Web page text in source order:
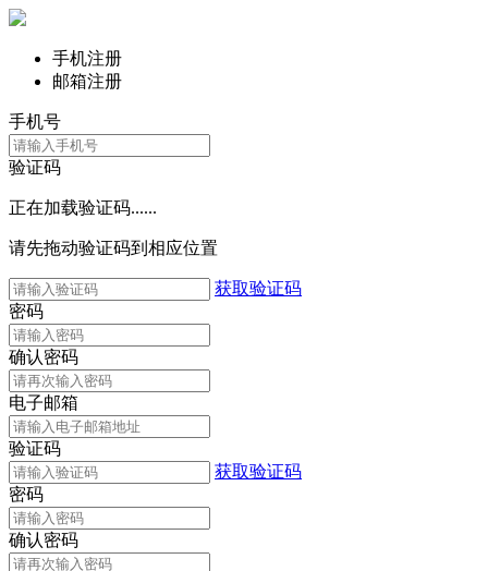
手机注册
邮箱注册
手机号
验证码
正在加载验证码......
请先拖动验证码到相应位置
获取验证码
密码
确认密码
电子邮箱
验证码
获取验证码
密码
确认密码